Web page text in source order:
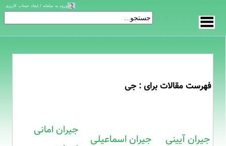
فهرست مقالات برای : جی
جیران آیینی جیران اسماعیلی
جیران امانی
ورود به سامانه / ایجاد حساب کاربری